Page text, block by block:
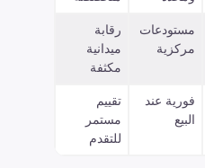
مستودعات
مركزية
رقابة
ميدانية
مكثفة
فورية عند
البيع
تقييم
مستمر
للتقدم